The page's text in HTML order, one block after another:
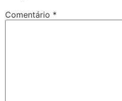
Comentário *